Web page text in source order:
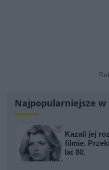
Najpopularniejsze
Kazali jej
filmie.
lat 80.